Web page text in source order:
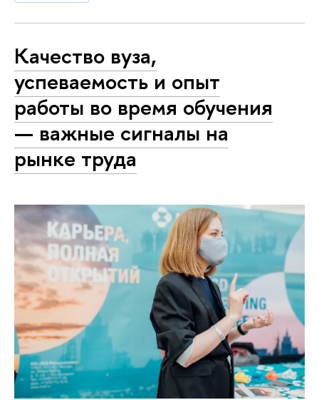
Качество вуза,
успеваемость и опыт
работы во время обучения
— важные сигналы на
рынке труда